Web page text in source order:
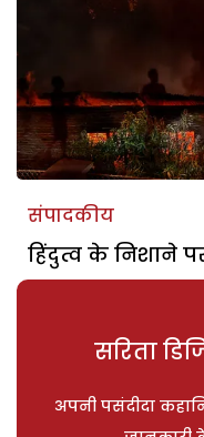
संपादकीय
हिंदुत्व के निशाने
सरिता
अपनी पसंदीदा